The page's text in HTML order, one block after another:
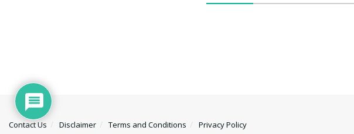
Contact Us Disclaimer Terms and Conditions Privacy Policy